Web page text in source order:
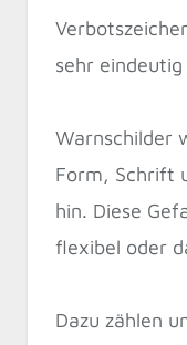
sehr
Warnschilder
Form, Schrift
hin. Diese
flexibel oder
Dazu zählen